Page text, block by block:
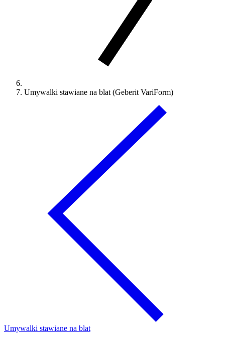
Umywalki stawiane na blat (Geberit VariForm)
Umywalki stawiane na blat